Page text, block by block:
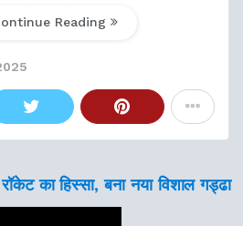
में गूंजता है।
Reading
का हिस्सा, बना नया विशाल गड्ढा